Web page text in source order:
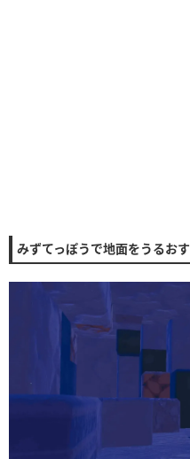
みずてっぽうで地面をうるおす